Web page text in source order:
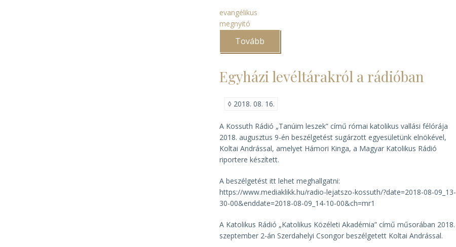
evangélikus
megnyitó
Tovább
az
Országos
Levéltár
Egyházi levéltárakról a rádióban
◊ 2018. 08. 16.
A Kossuth Rádió „Tanúim leszek” című római katolikus vallási félórája
2018. augusztus 9-én beszélgetést sugárzott egyesületünk elnökével,
Koltai Andrással, amelyet Hámori Kinga, a Magyar Katolikus Rádió
riportere készített.
A beszélgetést itt lehet meghallgatni:
https://www.mediaklikk.hu/radio-lejatszo-kossuth/?date=2018-08-09_13-
30-00&enddate=2018-08-09_14-10-00&ch=mr1
A Katolikus Rádió „Katolikus Közéleti Akadémia” című műsorában 2018.
szeptember 2-án Szerdahelyi Csongor beszélgetett Koltai Andrással.